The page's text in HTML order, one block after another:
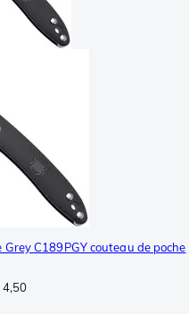
Grey C189PGY couteau de poche
4,50